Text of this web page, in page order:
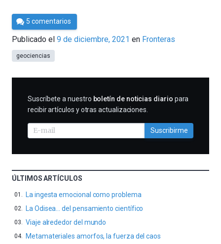
Por
César
Tomé
5 comentarios
Publicado el 9 de diciembre, 2021 en Fronteras
geociencias
SUSCRIBIRME
Suscríbete a nuestro boletín de noticias diario para
recibir artículos y otras actualizaciones.
Suscribirme
ÚLTIMOS ARTÍCULOS
La ingesta emocional como problema
La Odisea… del pensamiento científico
Viaje alrededor del mundo
Metamateriales amorfos, la fuerza del caos